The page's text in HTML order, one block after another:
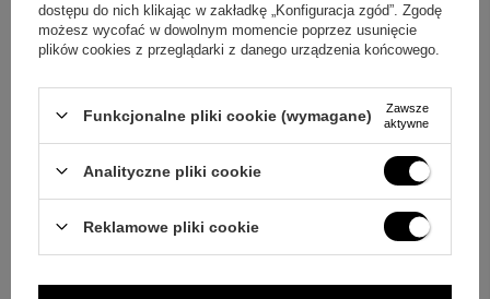
+2
Zobacz więcej
ZAPYTAJ O PRODUKT
Jeżeli powyższy opis jest dla Ciebie niewystarczający, prześlij nam
swoje pytanie odnośnie tego produktu. Postaramy się odpowiedzieć tak
szybko jak tylko będzie to możliwe.
Dane są przetwarzane zgodnie z
polityką prywatności. Przesyłając je, akceptujesz jej postanowienia.
E-mail
dostępu do nich klikając w zakładkę „Konfiguracja zgód”. Zgodę
możesz wycofać w dowolnym momencie poprzez usunięcie
plików cookies z przeglądarki z danego urządzenia końcowego.
Funkcjonalne pliki cookie (wymagane)
Zawsze
aktywne
Analityczne pliki cookie
Reklamowe pliki cookie